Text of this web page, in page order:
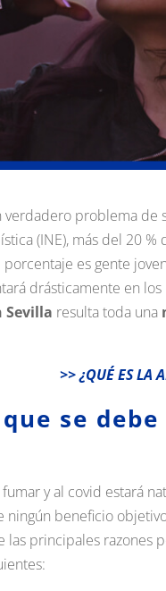
verdadero problema de
(INE), más del 20
es gente
drásticamente en
Sevilla resulta toda una
>> ¿QUÉ ES LA
se
y al covid estará
beneficio
las principales razones